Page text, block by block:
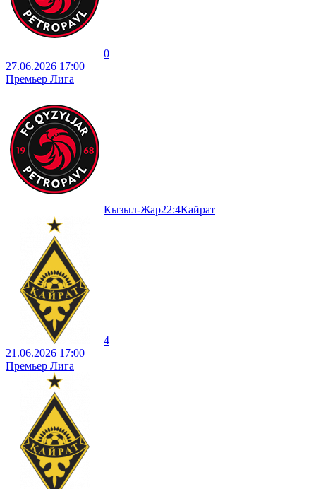
0
27.06.2026 17:00
Премьер Лига
Кызыл-Жар22:4Кайрат
4
21.06.2026 17:00
Премьер Лига